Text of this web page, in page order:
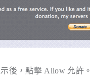
後，點擊 Allow 允許。